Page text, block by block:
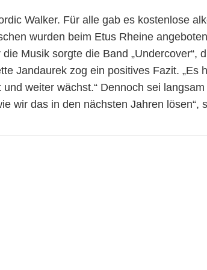
Walker. Für alle gab es kostenlose
wurden beim Etus Rheine
Musik sorgte die Band „Undercover“,
Jandaurek zog ein positives Fazit. „Es
weiter wächst.“ Dennoch sei
wir das in den nächsten Jahren lösen“,